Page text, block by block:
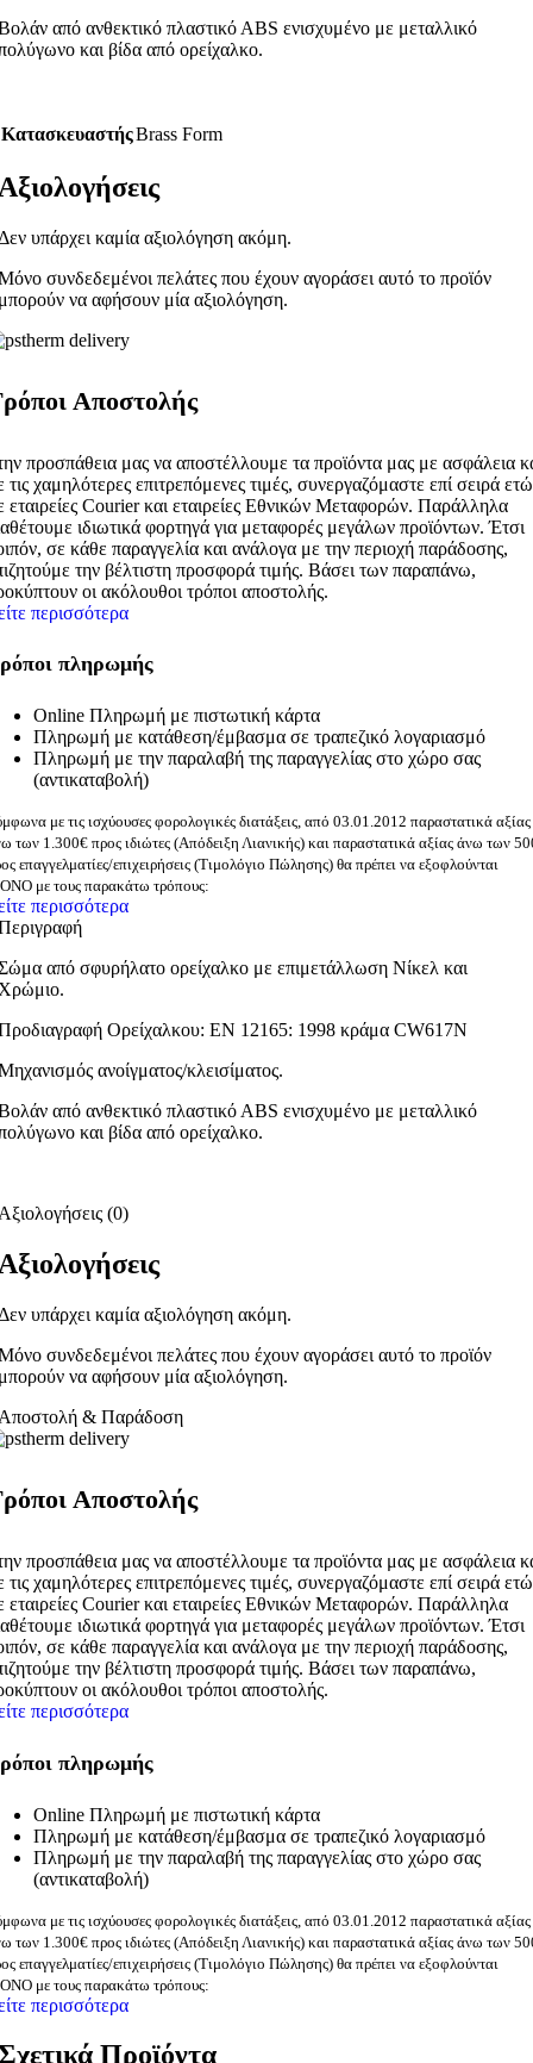
από ανθεκτικό πλαστικό ΑΒS ενισχυμένο με μεταλλικό
και βίδα από ορείχαλκο.
ΚατασκευαστήςBrass Form
υπάρχει καμία αξιολόγηση ακόμη.
συνδεδεμένοι πελάτες που έχουν αγοράσει αυτό το προϊόν
να αφήσουν μία αξιολόγηση.
Αποστολής
προσπάθεια μας να αποστέλλουμε τα προϊόντα μας με ασφάλεια
τις χαμηλότερες επιτρεπόμενες τιμές, συνεργαζόμαστε επί σειρά
εταιρείες Courier και εταιρείες Εθνικών Μεταφορών. Παράλληλα
ιδιωτικά φορτηγά για μεταφορές μεγάλων προϊόντων. Έτσι
σε κάθε παραγγελία και ανάλογα με την περιοχή παράδοσης,
την βέλτιστη προσφορά τιμής. Βάσει των παραπάνω,
οι ακόλουθοι τρόποι αποστολής.
περισσότερα
πληρωμής
Online Πληρωμή με πιστωτική κάρτα
Πληρωμή με κατάθεση/έμβασμα σε τραπεζικό λογαριασμό
Πληρωμή με την παραλαβή της παραγγελίας στο χώρο σας
(αντικαταβολή)
με τις ισχύουσες φορολογικές διατάξεις, από 03.01.2012 παραστατικά αξίας
των 1.300€ προς ιδιώτες (Απόδειξη Λιανικής) και παραστατικά αξίας άνω των
επαγγελματίες/επιχειρήσεις (Τιμολόγιο Πώλησης) θα πρέπει να εξοφλούνται
με τους παρακάτω τρόπους:
περισσότερα
από σφυρήλατο ορείχαλκο με επιμετάλλωση Νίκελ και
Ορείχαλκου: ΕΝ 12165: 1998 κράμα CW617N
ανοίγματος/κλεισίματος.
από ανθεκτικό πλαστικό ΑΒS ενισχυμένο με μεταλλικό
και βίδα από ορείχαλκο.
(0)
υπάρχει καμία αξιολόγηση ακόμη.
συνδεδεμένοι πελάτες που έχουν αγοράσει αυτό το προϊόν
να αφήσουν μία αξιολόγηση.
& Παράδοση
Αποστολής
προσπάθεια μας να αποστέλλουμε τα προϊόντα μας με ασφάλεια
τις χαμηλότερες επιτρεπόμενες τιμές, συνεργαζόμαστε επί σειρά
εταιρείες Courier και εταιρείες Εθνικών Μεταφορών. Παράλληλα
ιδιωτικά φορτηγά για μεταφορές μεγάλων προϊόντων. Έτσι
σε κάθε παραγγελία και ανάλογα με την περιοχή παράδοσης,
την βέλτιστη προσφορά τιμής. Βάσει των παραπάνω,
οι ακόλουθοι τρόποι αποστολής.
περισσότερα
πληρωμής
Online Πληρωμή με πιστωτική κάρτα
Πληρωμή με κατάθεση/έμβασμα σε τραπεζικό λογαριασμό
Πληρωμή με την παραλαβή της παραγγελίας στο χώρο σας
(αντικαταβολή)
με τις ισχύουσες φορολογικές διατάξεις, από 03.01.2012 παραστατικά αξίας
των 1.300€ προς ιδιώτες (Απόδειξη Λιανικής) και παραστατικά αξίας άνω των
επαγγελματίες/επιχειρήσεις (Τιμολόγιο Πώλησης) θα πρέπει να εξοφλούνται
με τους παρακάτω τρόπους:
περισσότερα
Προϊόντα